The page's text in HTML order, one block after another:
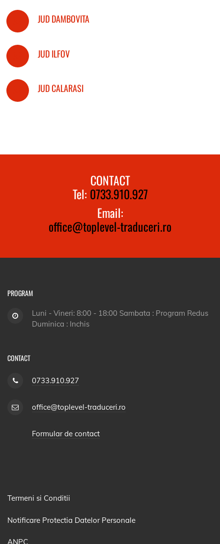
JUD DAMBOVITA
JUD ILFOV
JUD CALARASI
CONTACT
Tel: 0733.910.927
Email:
office@toplevel-traduceri.ro
PROGRAM
Luni - Vineri: 8:00 - 18:00 Sambata : Program Redus
Duminica : Inchis
CONTACT
0733.910.927
office@toplevel-traduceri.ro
Formular de contact
Termeni si Conditii
Notificare Protectia Datelor Personale
ANPC